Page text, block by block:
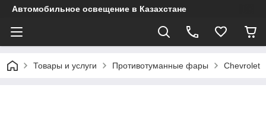
Автомобильное освещение в Казахстане
Товары и услуги Противотуманные фары Chevrolet